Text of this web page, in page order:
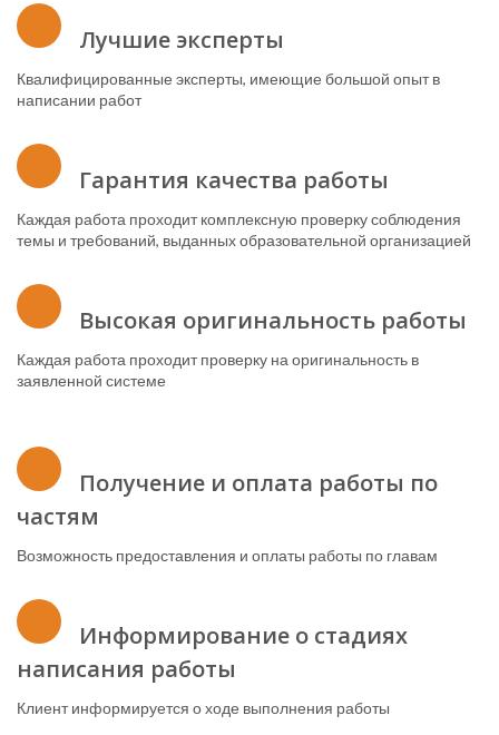
Лучшие эксперты
Квалифицированные эксперты, имеющие большой опыт в
написании работ
Гарантия качества работы
Каждая работа проходит комплексную проверку соблюдения
темы и требований, выданных образовательной организацией
Высокая оригинальность работы
Каждая работа проходит проверку на оригинальность в
заявленной системе
Получение и оплата работы по
частям
Возможность предоставления и оплаты работы по главам
Информирование о стадиях
написания работы
Клиент информируется о ходе выполнения работы